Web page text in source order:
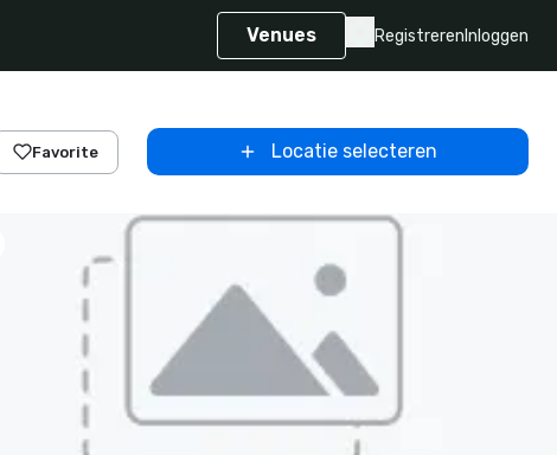
Venues Registreren Inloggen
Favorite Locatie selecteren